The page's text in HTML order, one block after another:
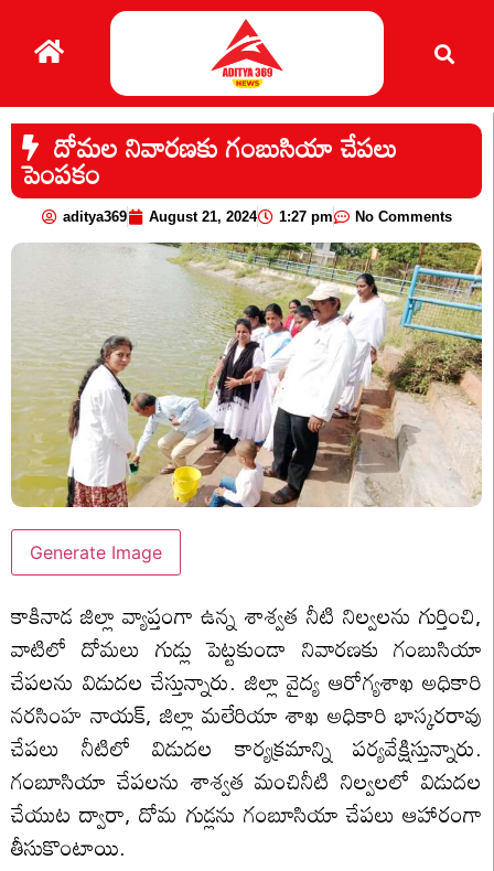
దోమల నివారణకు గంబుసియా చేపలు
పెంపకం
aditya369 August 21, 2024 1:27 pm No Comments
Generate Image
కాకినాడ జిల్లా వ్యాప్తంగా ఉన్న శాశ్వత నీటి నిల్వలను గుర్తించి,
వాటిలో దోమలు గుడ్లు పెట్టకుండా నివారణకు గంబుసియా
చేపలను విడుదల చేస్తున్నారు. జిల్లా వైద్య ఆరోగ్యశాఖ అధికారి
నరసింహ నాయక్, జిల్లా మలేరియా శాఖ అధికారి భాస్కరరావు
చేపలు నీటిలో విడుదల కార్యక్రమాన్ని పర్యవేక్షిస్తున్నారు.
గంబూసియా చేపలను శాశ్వత మంచినీటి నిల్వలలో విడుదల
చేయుట ద్వారా, దోమ గుడ్లను గంబూసియా చేపలు ఆహారంగా
తీసుకొంటాయి.